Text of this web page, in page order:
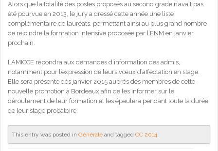
Alors que la totalité des postes proposés au second grade n’avait pas
été pourvue en 2013, le jury a dressé cette année une liste
complémentaire de lauréats, permettant ainsi au plus grand nombre
de rejoindre la formation intensive proposée par l’ENM en janvier
prochain.
L’AMICCE répondra aux demandes d’information des admis,
notamment pour l’expression de leurs vœux d’affectation en stage.
Elle sera présente dès janvier 2015 auprès des membres de cette
nouvelle promotion à Bordeaux afin de les informer sur le
déroulement de leur formation et les épaulera pendant toute la durée
de leur stage probatoire.
This entry was posted in Générale and tagged CC 2014.